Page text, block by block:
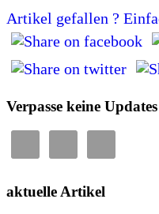
Artikel gefallen ?
Verpasse keine Updates
aktuelle Artikel